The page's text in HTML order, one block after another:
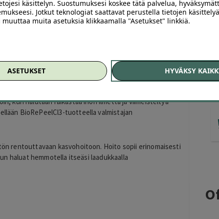
€)
auttaa kirkastamaan ihon ulkonäköä ja tekee ihosta
Airiinissa Helsingissä ammattitaitoisesti ja
kun halutaan raikastaa ihon ilmettä ja viimeisteltyä
BioRePeelCl3-tuotteella valmistajan
rentouttavaan kasvohoitoon. Hoito sopii erinomaisesti
haluat hemmotella itseäsi laadukkaalla
käsittelyn. Suostumuksesi koskee tätä palvelua,
Jotkut teknologiat saattavat perustella tietojen
muita asetuksia klikkaamalla "Asetukset" linkkiä.
ASETUKSET HYVÄKSY